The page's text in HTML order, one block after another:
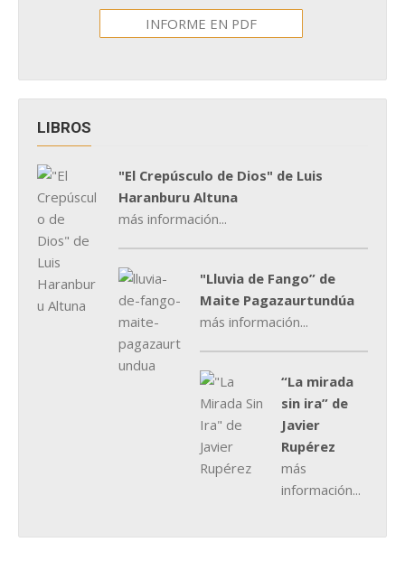
INFORME EN PDF
LIBROS
"El Crepúsculo de Dios" de Luis
Haranburu Altuna
más información...
"Lluvia de Fango” de
Maite Pagazaurtundúa
más información...
“La mirada
sin ira” de
Javier
Rupérez
más
información...